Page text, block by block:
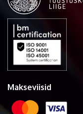
Makseviisid